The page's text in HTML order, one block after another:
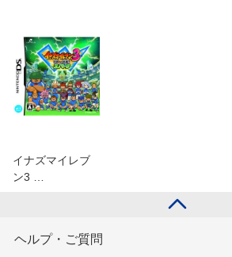
イナズマイレブ
ン3 …
ヘルプ・ご質問